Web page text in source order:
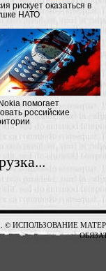
рискует оказаться в
НАТО
помогает
российские
© ИСПОЛЬЗОВАНИЕ